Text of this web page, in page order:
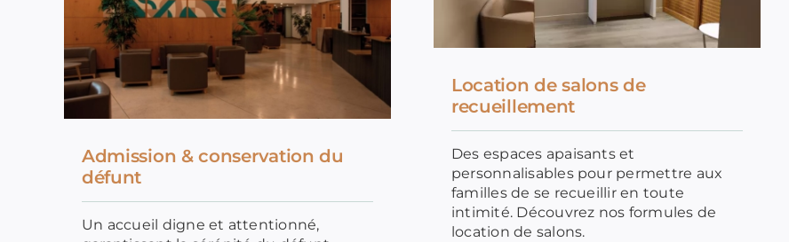
Admission & conservation du
défunt
Un accueil digne et attentionné,
Location de salons de
recueillement
Des espaces apaisants et
personnalisables pour permettre aux
familles de se recueillir en toute
intimité. Découvrez nos formules de
location de salons.